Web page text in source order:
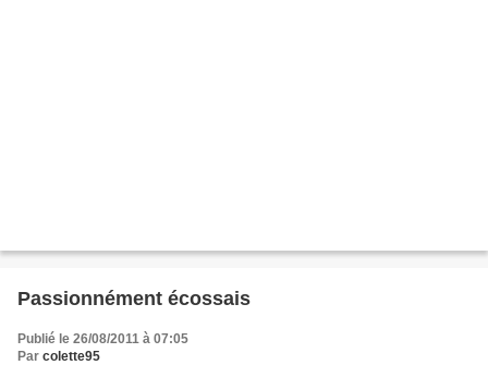
Passionnément écossais
Publié le 26/08/2011 à 07:05
Par colette95